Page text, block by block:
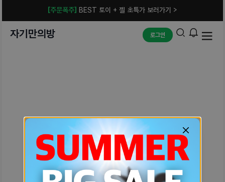
[주문폭주] BEST 토이 + 젤 초특가 보러가기 >
자기만의방 로그인
예상치 못한 에러입니다.